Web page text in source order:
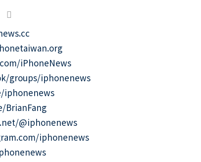
iPhoneNews
groups/iphonenews
iphonenews
BrianFang
@iphonenews
iphonenews